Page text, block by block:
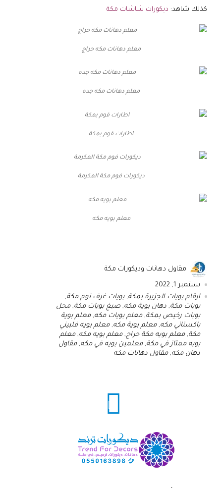
كذلك شاهد: ديكورات شاشات مكة
معلم دهانات مكه حراج
معلم دهانات مكه جده
اطارات فوم بمكة
ديكورات فوم مكة المكرمة
معلم بويه مكه
مقاول دهانات وديكورات مكة
سبتمبر 1, 2022
ارقام بويات الجزيرة بمكة,بويات غرف نوم مكة,
بويات مكة, دهان بوية مكه, صبغ بويات مكة,محل
بويات رخيص بمكة,معلم بويات مكه,معلم بوية
باكستاني مكه,معلم بوية مكه,معلم بويه فلبيني
مكة,معلم بويه مكة حراج,معلم بويه مكه,معلم
بويه ممتاز في مكة,معلمين بويه في مكه,مقاول
دهان مكه,مقاول دهانات مكه